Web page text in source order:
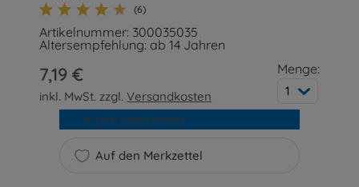
(6)
Artikelnummer: 300035035
Altersempfehlung: ab 14 Jahren
7,19 €
inkl. MwSt. zzgl.Versandkosten
Menge:
1
Auf den Merkzettel
In den Warenkorb